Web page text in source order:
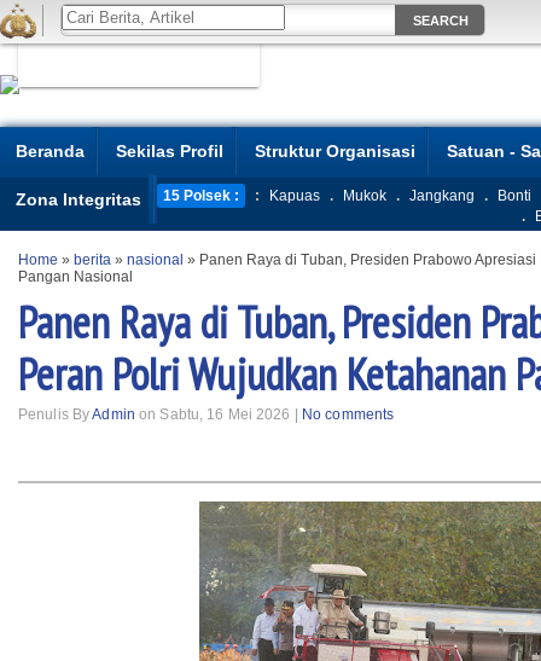
Beranda Sekilas Profil Struktur Organisasi Satuan -
Zona Integritas 15 Polsek : : Kapuas . Mukok . Jangkang .
Bonti
.
Home » berita » nasional » Panen Raya di Tuban, Presiden Prabowo
Pangan Nasional
Panen Raya di Tuban, Presiden
Peran Polri Wujudkan Ketahanan
Penulis ByAdmin on Sabtu, 16 Mei 2026 | No comments